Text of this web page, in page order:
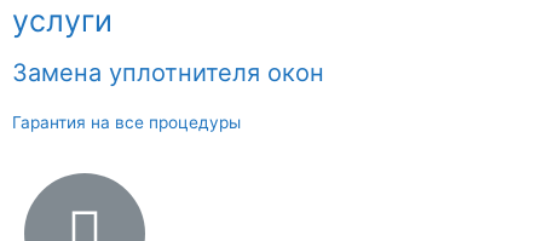
услуги
Замена уплотнителя окон
Гарантия на все процедуры